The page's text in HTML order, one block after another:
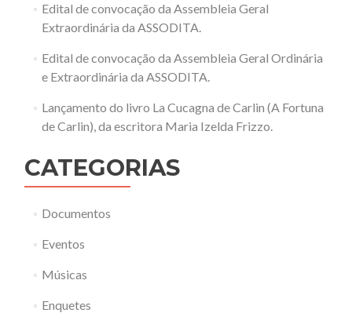
Edital de convocação da Assembleia Geral
Extraordinária da ASSODITA.
Edital de convocação da Assembleia Geral Ordinária
e Extraordinária da ASSODITA.
Lançamento do livro La Cucagna de Carlin (A Fortuna
de Carlin), da escritora Maria Izelda Frizzo.
CATEGORIAS
Documentos
Eventos
Músicas
Enquetes